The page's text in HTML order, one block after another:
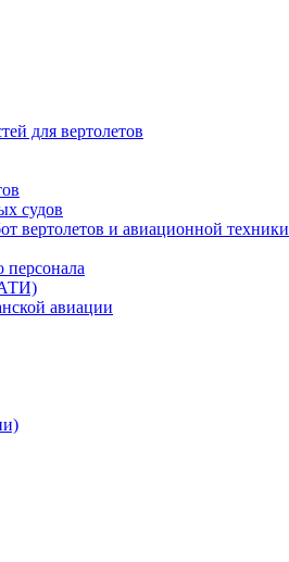
для вертолетов
судов
вертолетов и авиационной техники
персонала
авиации